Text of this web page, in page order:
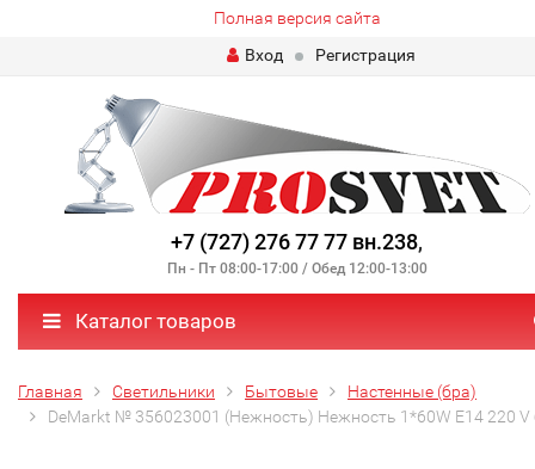
Полная версия сайта
Вход
Регистрация
+7 (727) 276 77 77 вн.238,
Пн - Пт 08:00-17:00 / Обед 12:00-13:00
Каталог товаров
Главная Светильники Бытовые
Настенные (бра)
DeMarkt № 356023001 (Нежность) Нежность 1*60W E14 220 V